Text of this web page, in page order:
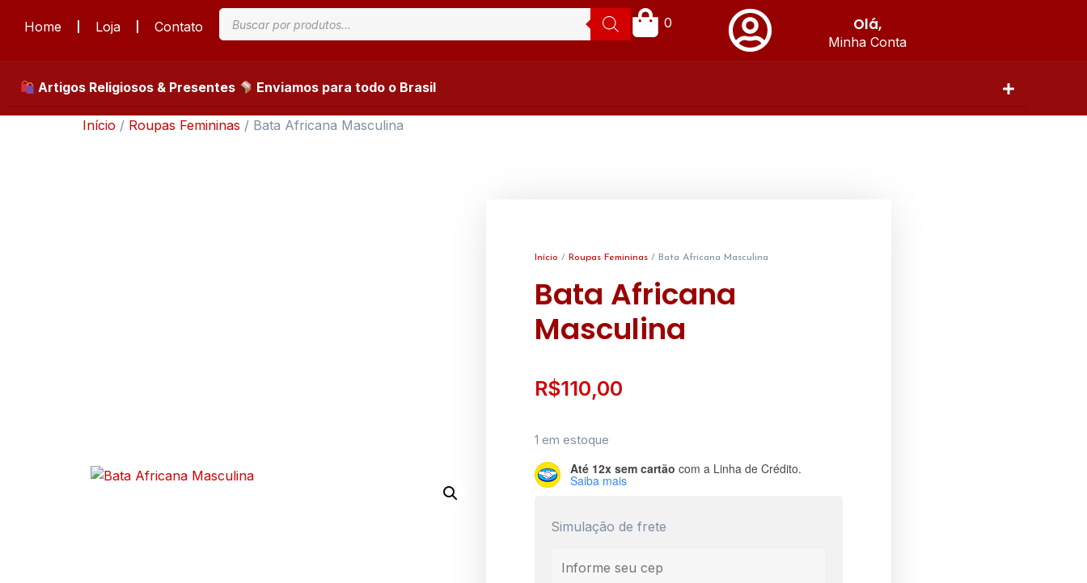
Home Loja Contato Olá,
Minha Conta
0
Artigos Religiosos & Presentes Enviamos para todo o Brasil
Início / Roupas Femininas / Bata Africana Masculina
Início / Roupas Femininas / Bata Africana Masculina
Bata Africana
Masculina
R$110,00
1 em estoque
Até 12x sem cartão com a Linha de Crédito.
Saiba mais
Simulação de frete